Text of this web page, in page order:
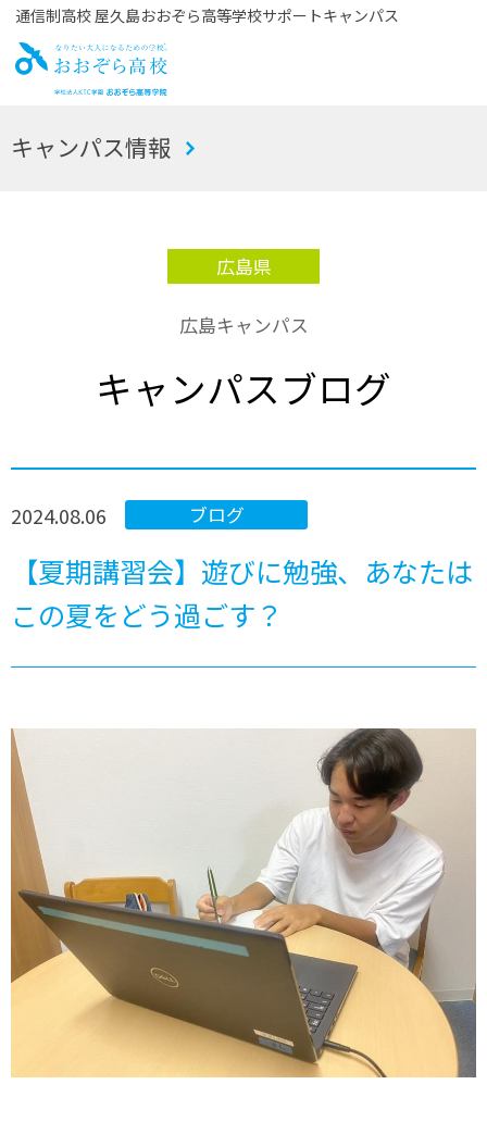
通信制高校 屋久島おおぞら高等学校サポートキャンパス
お
キャンパス情報
広島県
広島キャンパス
キャンパスブログ
ブログ
2024.08.06
【夏期講習会】遊びに勉強、あなたは
この夏をどう過ごす？